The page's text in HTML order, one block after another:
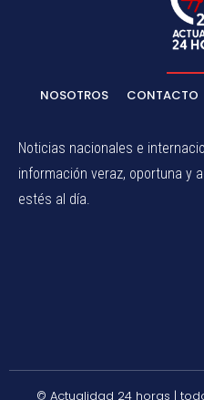
NOSOTROS CONTACTO
Noticias nacionales e
información veraz, oportuna y
estés al día.
© Actualidad 24 horas |